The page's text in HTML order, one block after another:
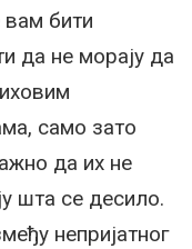
вам бити
да не морају да
само зато
да их не
шта се десило.
непријатног